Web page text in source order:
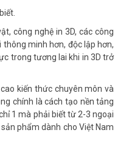
công nghệ in 3D, các công
minh hơn, độc lập hơn,
trong tương lai khi in 3D trở
kiến thức chuyên môn và
chính là cách tạo nền tảng
1 mà phải biết từ 2-3 ngoại
phẩm dành cho Việt Nam